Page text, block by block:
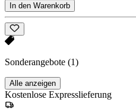
In den Warenkorb
Sonderangebote (1)
Alle anzeigen
Kostenlose Expresslieferung